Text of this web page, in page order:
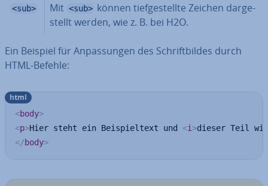
<sub> Mit <sub> können tief­ge­stell­te Zeichen dar­ge­
stellt werden, wie z. B. bei H2O.
Ein Beispiel für An­pas­sun­gen des Schrift­bil­des durch
HTML-Befehle:
<body>
<p>Hier steht ein Beispieltext und <i >dieser Teil
</body>
html